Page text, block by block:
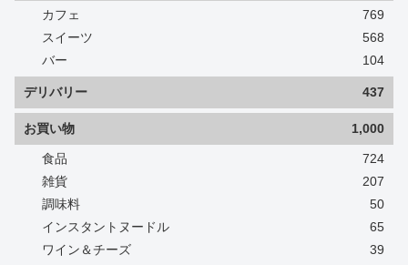
カフェ
769
スイーツ
568
バー
104
デリバリー 437
お買い物 1,000
食品
724
雑貨
207
調味料
50
インスタントヌードル
65
ワイン＆チーズ
39